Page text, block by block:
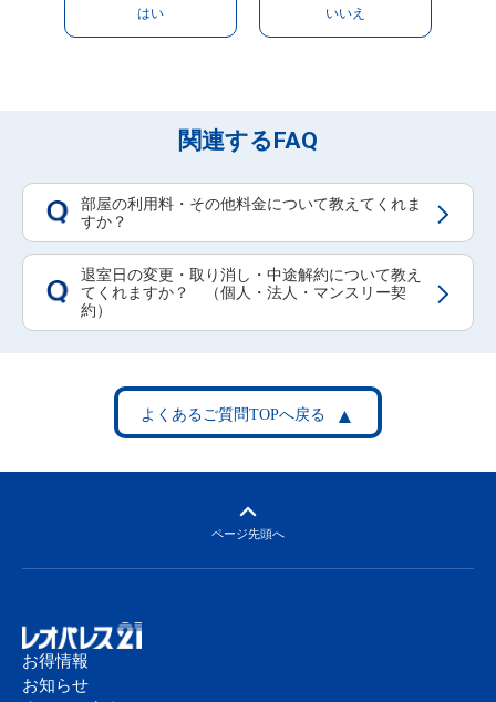
はい いいえ
関連するFAQ
部屋の利用料・その他料金について教えてくれま
すか？
退室日の変更・取り消し・中途解約について教え
てくれますか？ （個人・法人・マンスリー契
約）
ページ先頭へ
お得情報
お知らせ